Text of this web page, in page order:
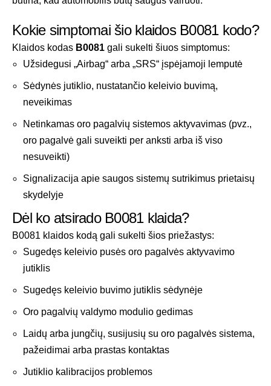
Kokie simptomai šio klaidos B0081 kodo?
Klaidos kodas B0081 gali sukelti šiuos simptomus:
Užsidegusi „Airbag“ arba „SRS“ įspėjamoji lemputė
Sėdynės jutiklio, nustatančio keleivio buvimą,
neveikimas
Netinkamas oro pagalvių sistemos aktyvavimas (pvz.,
oro pagalvė gali suveikti per anksti arba iš viso
nesuveikti)
Signalizacija apie saugos sistemų sutrikimus prietaisų
skydelyje
Dėl ko atsirado B0081 klaida?
B0081 klaidos kodą gali sukelti šios priežastys:
Sugedęs keleivio pusės oro pagalvės aktyvavimo
jutiklis
Sugedęs keleivio buvimo jutiklis sėdynėje
Oro pagalvių valdymo modulio gedimas
Laidų arba jungčių, susijusių su oro pagalvės sistema,
pažeidimai arba prastas kontaktas
Jutiklio kalibracijos problemos